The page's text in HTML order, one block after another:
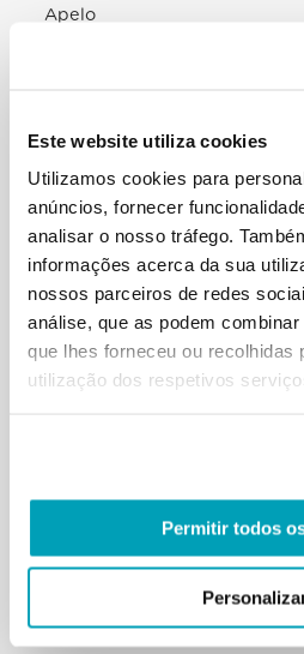
Este website utiliza cookies
Utilizamos cookies para
anúncios, fornecer
analisar o nosso tráfego.
informações acerca da sua
nossos parceiros de redes
análise, que as podem
que lhes forneceu ou recolhidas
utilização dos respetivos
Permitir todos
Apelo
Um ano após a terrível
Beirute, capital do Líbano,
famílias, aos muitos feridos e
No Dia de oração e reflexão
juntamente com os líderes
acolhemos as aspirações e
libanês, cansado e
luz de esperança para
apelo também à comunidade
caminho de “ressurreição”,
Caros libaneses, o meu
que o Líbano se torne
de fraternidade, uma